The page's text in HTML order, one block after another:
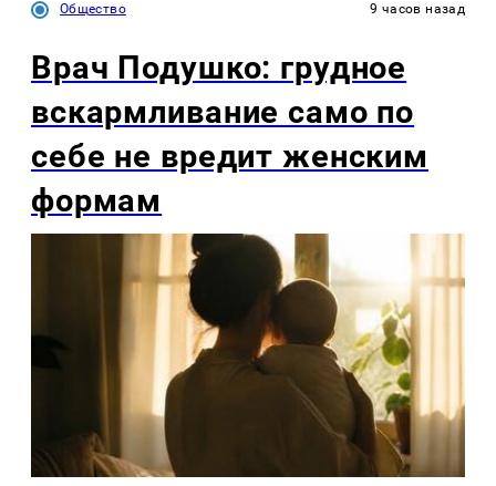
Общество 9 часов назад
Врач Подушко: грудное
вскармливание само по
себе не вредит женским
формам